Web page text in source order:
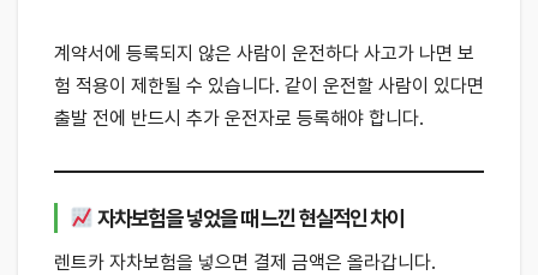
계약서에 등록되지 않은 사람이 운전하다 사고가 나면 보
험 적용이 제한될 수 있습니다. 같이 운전할 사람이 있다면
출발 전에 반드시 추가 운전자로 등록해야 합니다.
자차보험을 넣었을 때 느낀 현실적인 차이
렌트카 자차보험을 넣으면 결제 금액은 올라갑니다.